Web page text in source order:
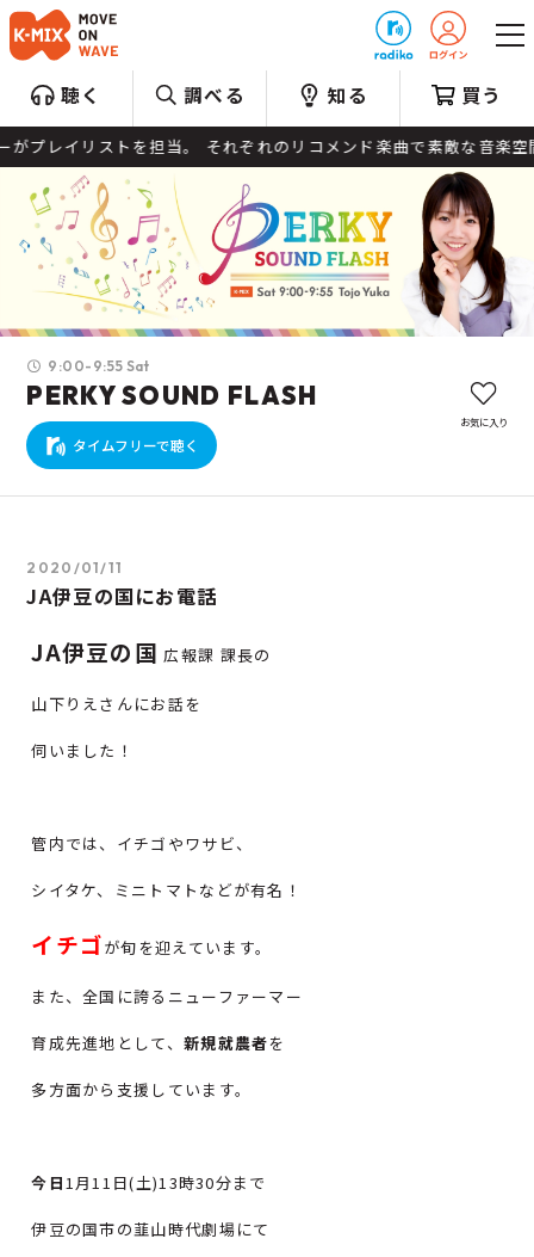
聴く 調べる 知る 買う
イリストを担当。 それぞれのリコメンド楽曲で素敵な音楽空間
9:00-9:55 Sat
PERKY SOUND FLASH
タイムフリーで聴く
お気に入り
2020/01/11
JA伊豆の国にお電話
JA伊豆の国 広報課 課長の
山下りえさんにお話を
伺いました！
管内では、イチゴやワサビ、
シイタケ、ミニトマトなどが有名！
イチゴが旬を迎えています。
また、全国に誇るニューファーマー
育成先進地として、 新規就農者を
多方面から支援しています。
今日1月11日(土)13時30分まで
伊豆の国市の韮山時代劇場にて